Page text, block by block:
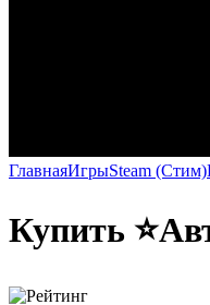
ГлавнаяИгрыSteam (Стим)
Купить